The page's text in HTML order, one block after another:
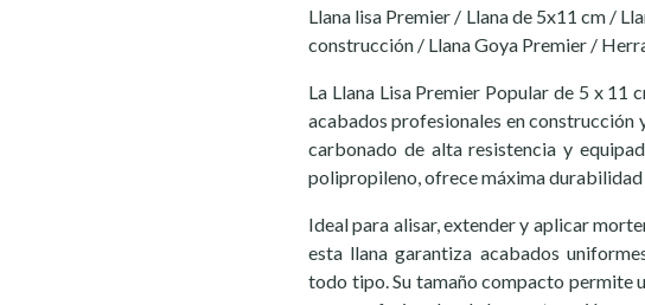
Llana lisa Premier / Llana de 5x11 cm /
construcción / Llana Goya Premier /
La Llana Lisa Premier Popular de 5 x 11
acabados profesionales en construcción
carbonado de alta resistencia y
polipropileno, ofrece máxima
Ideal para alisar, extender y aplicar
esta llana garantiza acabados
todo tipo. Su tamaño compacto permite